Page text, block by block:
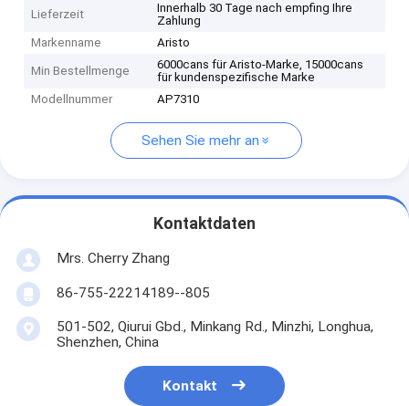
Lieferzeit
Innerhalb 30 Tage nach empfing Ihre
Zahlung
Markenname
Aristo
Min Bestellmenge
6000cans für Aristo-Marke, 15000cans
für kundenspezifische Marke
Modellnummer
AP7310
Sehen Sie mehr an
Kontaktdaten
Mrs. Cherry Zhang
86-755-22214189--805
501-502, Qiurui Gbd., Minkang Rd., Minzhi, Longhua,
Shenzhen, China
Kontakt